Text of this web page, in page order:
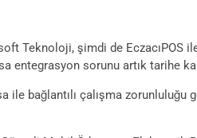
Teknoloji, şimdi de
entegrasyon sorunu artık tarihe
ile bağlantılı çalışma